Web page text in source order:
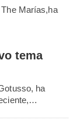
Marías,ha
tema
ha